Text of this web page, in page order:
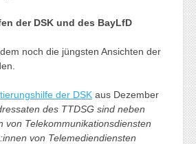
der DSK und des BayLfD
noch die jüngsten Ansichten der
der DSKaus Dezember
des TTDSG sind neben
von Telekommunikationsdiensten
von Telemediendiensten